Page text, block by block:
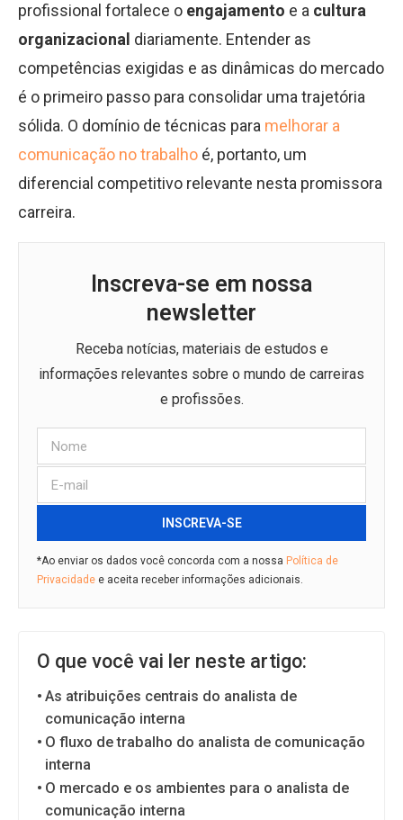
profissional fortalece o engajamento e a cultura
organizacional diariamente. Entender as
competências exigidas e as dinâmicas do mercado
é o primeiro passo para consolidar uma trajetória
sólida. O domínio de técnicas para melhorar a
comunicação no trabalho é, portanto, um
diferencial competitivo relevante nesta promissora
carreira.
Inscreva-se em nossa
newsletter
Receba notícias, materiais de estudos e
informações relevantes sobre o mundo de carreiras
e profissões.
INSCREVA-SE
*Ao enviar os dados você concorda com a nossa Política de
Privacidade e aceita receber informações adicionais.
O que você vai ler neste artigo:
As atribuições centrais do analista de
comunicação interna
O fluxo de trabalho do analista de comunicação
interna
O mercado e os ambientes para o analista de
comunicação interna